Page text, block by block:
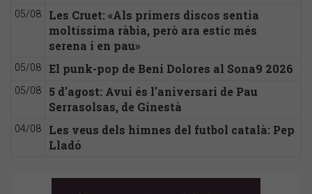
05/08
Les Cruet: «Als primers discos sentia
moltíssima ràbia, però ara estic més
serena i en pau»
05/08 El punk-pop de Beni Dolores al Sona9 2026
05/08
5 d'agost: Avui és l'aniversari de Pau
Serrasolsas, de Ginestà
04/08
Les veus dels himnes del futbol català: Pep
Lladó